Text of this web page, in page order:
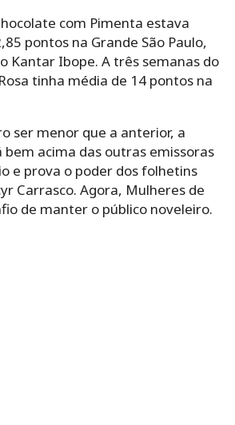
com Pimenta estava
pontos na Grande São Paulo,
Kantar Ibope. A três semanas do
tinha média de 14 pontos na
ser menor que a anterior, a
bem acima das outras emissoras
e prova o poder dos folhetins
Carrasco. Agora, Mulheres de
de manter o público noveleiro.